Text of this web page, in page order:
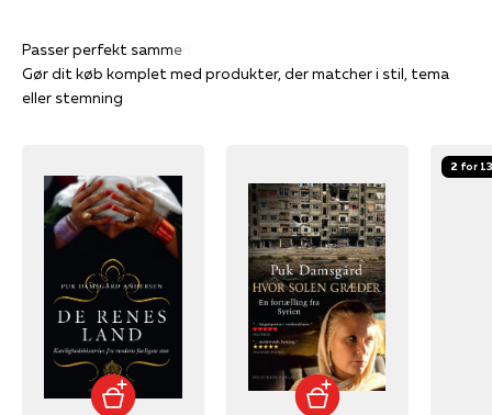
Gør dit køb komplet med produkter, der matcher i stil, tema
eller stemning
2 for